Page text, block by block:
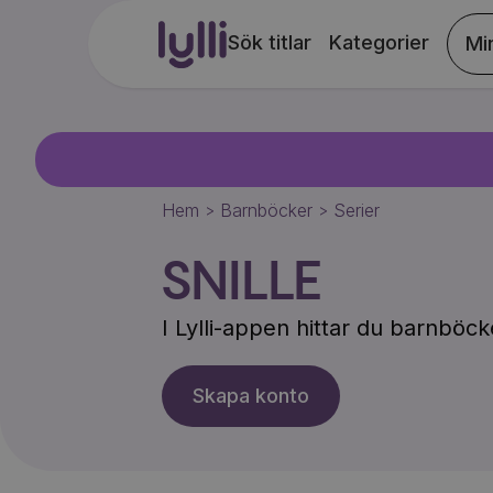
Sök titlar Kategorier
Hem > Barnböcker > Serier
SNILLE
I Lylli-appen hittar du
Skapa konto